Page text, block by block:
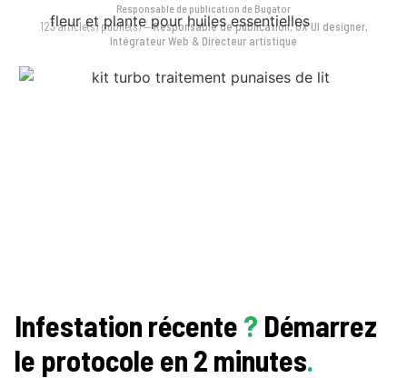
Responsable de publication de Bugator
123 article(s) publié(s)—Responsable de publication, UX UI designer,
Intégrateur Web & Directeur artistique
Infestation récente ? Démarrez
le protocole en 2 minutes.